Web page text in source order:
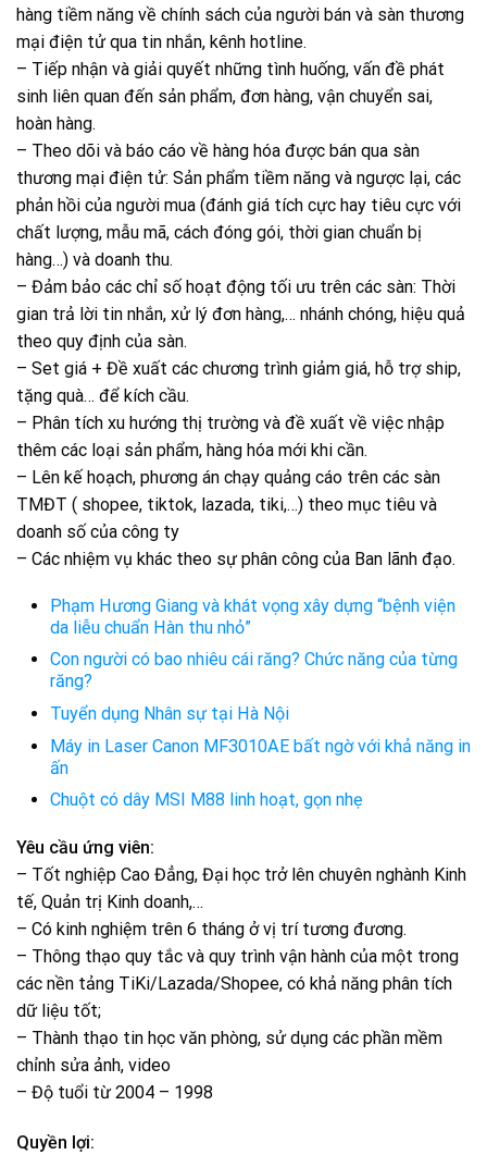
hàng tiềm năng về chính sách của người bán và sàn thương
mại điện tử qua tin nhắn, kênh hotline.
– Tiếp nhận và giải quyết những tình huống, vấn đề phát
sinh liên quan đến sản phẩm, đơn hàng, vận chuyển sai,
hoàn hàng.
– Theo dõi và báo cáo về hàng hóa được bán qua sàn
thương mại điện tử: Sản phẩm tiềm năng và ngược lại, các
phản hồi của người mua (đánh giá tích cực hay tiêu cực với
chất lượng, mẫu mã, cách đóng gói, thời gian chuẩn bị
hàng…) và doanh thu.
– Đảm bảo các chỉ số hoạt động tối ưu trên các sàn: Thời
gian trả lời tin nhắn, xử lý đơn hàng,… nhánh chóng, hiệu quả
theo quy định của sàn.
– Set giá + Đề xuất các chương trình giảm giá, hỗ trợ ship,
tặng quà… để kích cầu.
– Phân tích xu hướng thị trường và đề xuất về việc nhập
thêm các loại sản phẩm, hàng hóa mới khi cần.
– Lên kế hoạch, phương án chạy quảng cáo trên các sàn
TMĐT ( shopee, tiktok, lazada, tiki,…) theo mục tiêu và
doanh số của công ty
– Các nhiệm vụ khác theo sự phân công của Ban lãnh đạo.
Phạm Hương Giang và khát vọng xây dựng “bệnh viện
da liễu chuẩn Hàn thu nhỏ”
Con người có bao nhiêu cái răng? Chức năng của từng
răng?
Tuyển dụng Nhân sự tại Hà Nội
Máy in Laser Canon MF3010AE bất ngờ với khả năng in
ấn
Chuột có dây MSI M88 linh hoạt, gọn nhẹ
Yêu cầu ứng viên:
– Tốt nghiệp Cao Đẳng, Đại học trở lên chuyên nghành Kinh
tế, Quản trị Kinh doanh,…
– Có kinh nghiệm trên 6 tháng ở vị trí tương đương.
– Thông thạo quy tắc và quy trình vận hành của một trong
các nền tảng TiKi/Lazada/Shopee, có khả năng phân tích
dữ liệu tốt;
– Thành thạo tin học văn phòng, sử dụng các phần mềm
chỉnh sửa ảnh, video
– Độ tuổi từ 2004 – 1998
Quyền lợi: